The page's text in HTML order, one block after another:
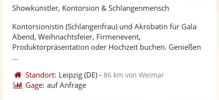
Fotos
Showkünstler, Kontorsion & Schlangenmensch
Kontorsionistin (Schlangenfrau) und Akrobatin für Gala
Abend, Weihnachtsfeier, Firmenevent,
Produktorpräsentation oder Hochzeit buchen. Genießen
...
Standort: Leipzig (DE) -86 km von Weimar
Gage: auf Anfrage